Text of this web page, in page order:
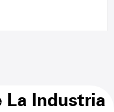
La Industria